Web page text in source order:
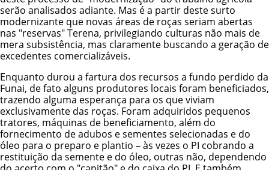
serão analisados adiante. Mas é a partir deste surto
modernizante que novas áreas de roças seriam abertas
nas "reservas" Terena, privilegiando culturas não mais de
mera subsistência, mas claramente buscando a geração de
excedentes comercializáveis.
Enquanto durou a fartura dos recursos a fundo perdido da
Funai, de fato alguns produtores locais foram beneficiados,
trazendo alguma esperança para os que viviam
exclusivamente das roças. Foram adquiridos pequenos
tratores, máquinas de beneficiamento, além do
fornecimento de adubos e sementes selecionadas e do
óleo para o preparo e plantio – às vezes o PI cobrando a
restituição da semente e do óleo, outras não, dependendo